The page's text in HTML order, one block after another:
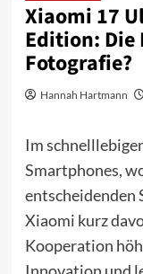
Xiaomi 17
Edition:
Fotografie?
Hannah Hartmann
Im
Smartphones,
entscheidenden
Xiaomi kurz
Kooperation